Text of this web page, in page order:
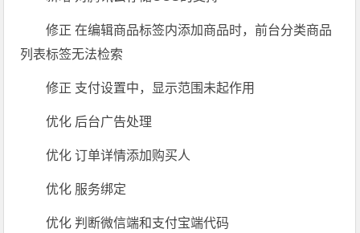
修正 在编辑商品标签内添加商品时，前台分类商品
列表标签无法检索
修正 支付设置中，显示范围未起作用
优化 后台广告处理
优化 订单详情添加购买人
优化 服务绑定
优化 判断微信端和支付宝端代码